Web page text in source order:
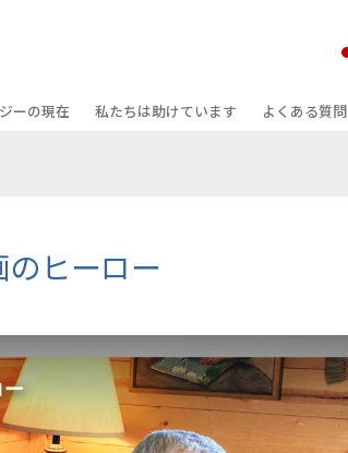
ーの現在
プニング
ャベッジ氏—
教会指導者
私たちは助けています
クリミノン
真実を知ってください：薬物
ユナイテッド･フォー･ヒューマンライ
市民の人権擁護の会
よくある質問
初級のサービス
ヒーロー